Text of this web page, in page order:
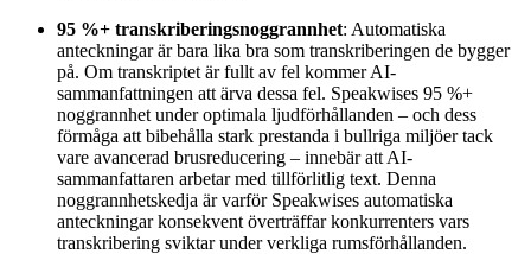
95 %+ transkriberingsnoggrannhet: Automatiska
anteckningar är bara lika bra som transkriberingen de bygger
på. Om transkriptet är fullt av fel kommer AI-
sammanfattningen att ärva dessa fel. Speakwises 95 %+
noggrannhet under optimala ljudförhållanden – och dess
förmåga att bibehålla stark prestanda i bullriga miljöer tack
vare avancerad brusreducering – innebär att AI-
sammanfattaren arbetar med tillförlitlig text. Denna
noggrannhetskedja är varför Speakwises automatiska
anteckningar konsekvent överträffar konkurrenters vars
transkribering sviktar under verkliga rumsförhållanden.